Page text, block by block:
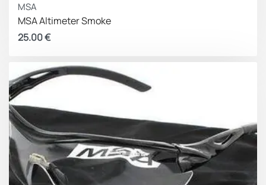
MSA
MSA Altimeter Smoke
25.00€